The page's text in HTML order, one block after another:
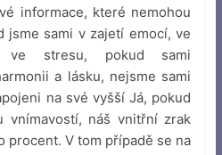
informace, které nemohou
jsme sami v zajetí emocí, ve
stresu, pokud sami
a lásku, nejsme sami
na své vyšší Já, pokud
vnímavostí, náš vnitřní zrak
procent. V tom případě se na